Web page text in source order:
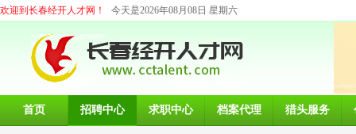
欢迎到长春经开人才网！ 今天是2026年08月08日 星期六
首页 招聘中心 求职中心 档案代理 猎头服务